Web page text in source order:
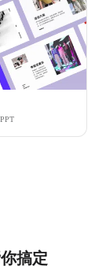
搞定